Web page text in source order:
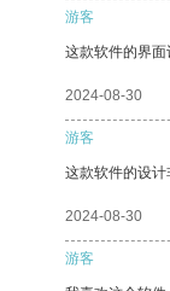
游客
这款软件的界面
2024-08-30
游客
这款软件的设计
2024-08-30
游客